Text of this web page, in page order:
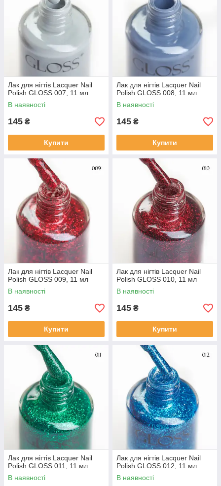
Лак для нігтів Lacquer Nail
Polish GLOSS 007, 11 мл
В наявності
145 ₴
Купити
Лак для нігтів Lacquer Nail
Polish GLOSS 008, 11 мл
В наявності
145 ₴
Купити
Лак для нігтів Lacquer Nail
Polish GLOSS 009, 11 мл
В наявності
145 ₴
Купити
Лак для нігтів Lacquer Nail
Polish GLOSS 010, 11 мл
В наявності
145 ₴
Купити
Лак для нігтів Lacquer Nail
Polish GLOSS 011, 11 мл
В наявності
Лак для нігтів Lacquer Nail
Polish GLOSS 012, 11 мл
В наявності